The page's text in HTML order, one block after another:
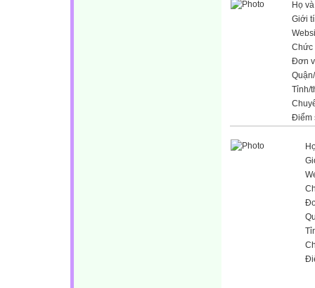
Họ
Giới
Chức
Đơn
Tỉnh/
Điểm